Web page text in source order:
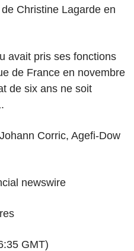
Christine Lagarde en
avait pris ses fonctions
de France en novembre
de six ans ne soit
Corric, Agefi-Dow
newswire
GMT)